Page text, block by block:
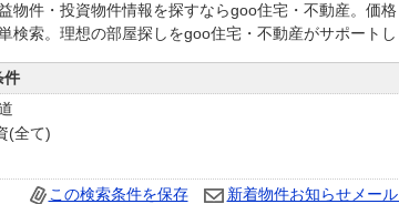
物件・投資物件情報を探すならgoo住宅・不動産。価
検索。理想の部屋探しをgoo住宅・不動産がサポートし
件
(全て)
この検索条件を保存 新着物件お知らせメー